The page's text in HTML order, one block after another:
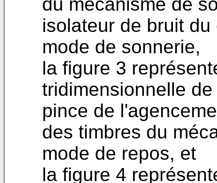
isolateur de bruit
mode de sonnerie,
la figure 3
tridimensionnelle
pince de
des timbres du
mode de repos, et
la figure 4